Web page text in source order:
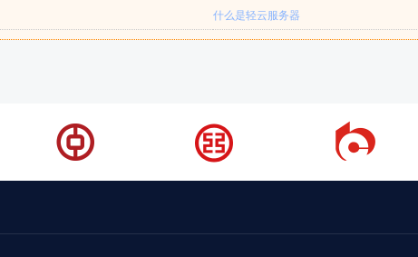
什么是轻云服务器